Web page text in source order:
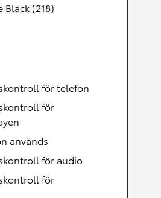
(218)
för telefon
för
används
för audio
för